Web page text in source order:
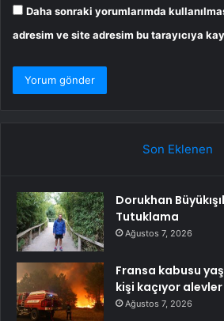
Daha sonraki yorumlarımda
adresim ve site adresim bu tarayıcıya
Son Eklenen
Dorukhan
Tutuklama
Ağustos 7, 2026
Fransa kabusu
kişi kaçıyor
Ağustos 7, 2026